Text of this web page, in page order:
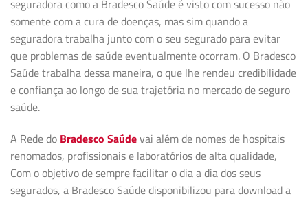
seguradora como a Bradesco Saúde é visto com sucesso não
somente com a cura de doenças, mas sim quando a
seguradora trabalha junto com o seu segurado para evitar
que problemas de saúde eventualmente ocorram. O Bradesco
Saúde trabalha dessa maneira, o que lhe rendeu credibilidade
e confiança ao longo de sua trajetória no mercado de seguro
saúde.
A Rede do Bradesco Saúdevai além de nomes de hospitais
renomados, profissionais e laboratórios de alta qualidade,
Com o objetivo de sempre facilitar o dia a dia dos seus
segurados, a Bradesco Saúde disponibilizou para download a